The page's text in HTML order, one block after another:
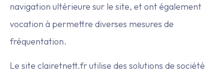
navigation ultérieure sur le site, et ont également
vocation à permettre diverses mesures de
fréquentation.
Le site clairetnett.fr utilise des solutions de société